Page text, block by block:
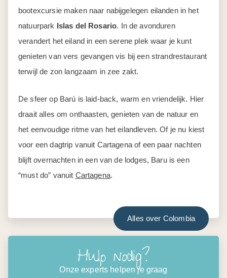
bootexcursie maken naar nabijgelegen eilanden in het
natuurpark Islas del Rosario. In de avonduren
verandert het eiland in een serene plek waar je kunt
genieten van vers gevangen vis bij een strandrestaurant
terwijl de zon langzaam in zee zakt.
De sfeer op Barú is laid-back, warm en vriendelijk. Hier
draait alles om onthaasten, genieten van de natuur en
het eenvoudige ritme van het eilandleven. Of je nu kiest
voor een dagtrip vanuit Cartagena of een paar nachten
blijft overnachten in een van de lodges, Baru is een
“must do” vanuit Cartagena.
Alles over Colombia
Hulp nodig?
Onze experts helpen je graag